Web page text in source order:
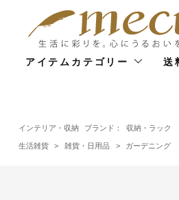
アイテムカテゴリー 送
インテリア・収納 ブランド： 収納・ラック
生活雑貨 > 雑貨・日用品 > ガーデニング